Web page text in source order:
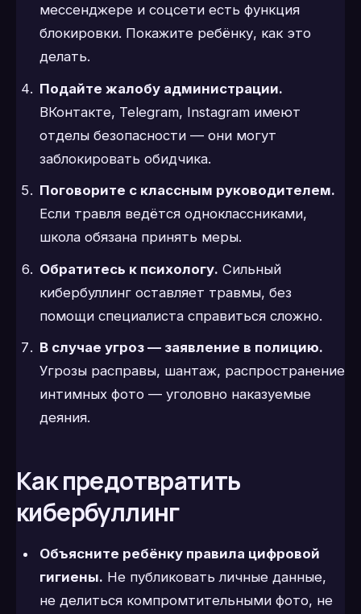
мессенджере и соцсети есть функция
блокировки. Покажите ребёнку, как это
делать.
Подайте жалобу администрации.
ВКонтакте, Telegram, Instagram имеют
отделы безопасности — они могут
заблокировать обидчика.
Поговорите с классным руководителем.
Если травля ведётся одноклассниками,
школа обязана принять меры.
Обратитесь к психологу. Сильный
кибербуллинг оставляет травмы, без
помощи специалиста справиться сложно.
В случае угроз — заявление в полицию.
Угрозы расправы, шантаж, распространение
интимных фото — уголовно наказуемые
деяния.
Как предотвратить
кибербуллинг
Объясните ребёнку правила цифровой
гигиены. Не публиковать личные данные,
не делиться компромтительными фото, не